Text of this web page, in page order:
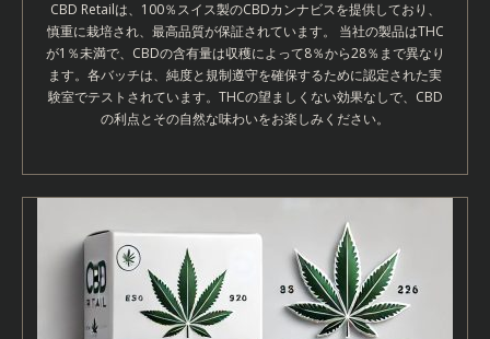
CBD Retailは、100％スイス製のCBDカンナビスを提供しており、
慎重に栽培され、最高品質が保証されています。 当社の製品はTHC
が1％未満で、CBDの含有量は収穫によって8％から28％まで異なり
ます。各バッチは、純度と規制遵守を確保するために認定された実
験室でテストされています。THCの望ましくない効果なしで、CBD
の利点とその自然な味わいをお楽しみください。